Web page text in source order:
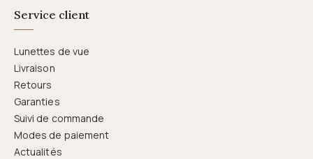
Service client
Lunettes de vue
Livraison
Retours
Garanties
Suivi de commande
Modes de paiement
Actualités